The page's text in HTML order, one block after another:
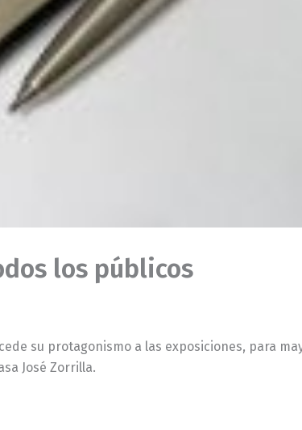
los públicos
su protagonismo a las exposiciones, para
José Zorrilla.